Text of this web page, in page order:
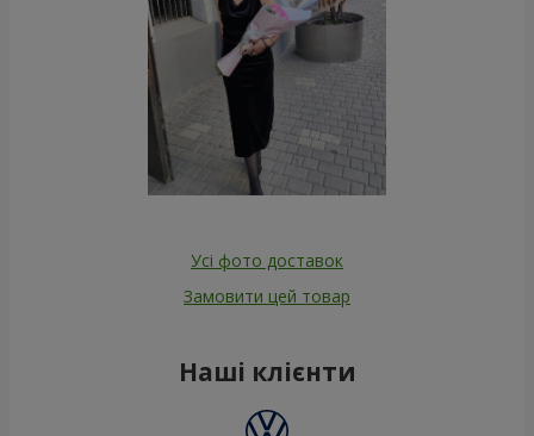
Усі фото доставок
Замовити цей товар
Наші клієнти